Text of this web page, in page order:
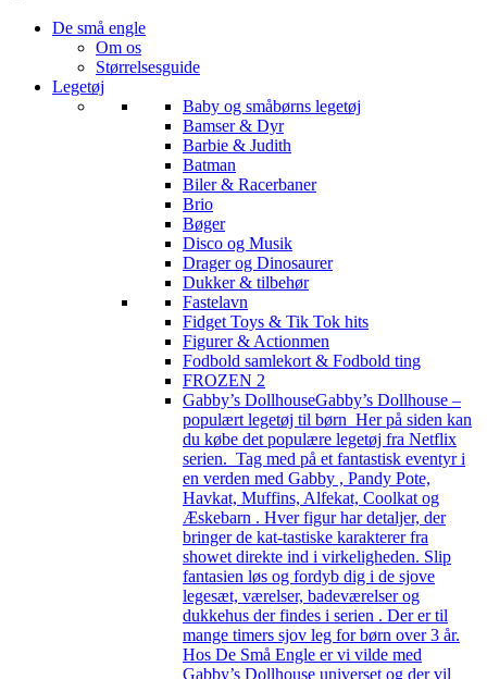
De små engle
Om os
Størrelsesguide
Legetøj
Baby og småbørns legetøj
Bamser & Dyr
Barbie & Judith
Batman
Biler & Racerbaner
Brio
Bøger
Disco og Musik
Drager og Dinosaurer
Dukker & tilbehør
Fastelavn
Fidget Toys & Tik Tok hits
Figurer & Actionmen
Fodbold samlekort & Fodbold ting
FROZEN 2
Gabby’s DollhouseGabby’s Dollhouse –
populært legetøj til børn Her på siden kan
du købe det populære legetøj fra Netflix
serien. Tag med på et fantastisk eventyr i
en verden med Gabby , Pandy Pote,
Havkat, Muffins, Alfekat, Coolkat og
Æskebarn . Hver figur har detaljer, der
bringer de kat-tastiske karakterer fra
showet direkte ind i virkeligheden. Slip
fantasien løs og fordyb dig i de sjove
legesæt, værelser, badeværelser og
dukkehus der findes i serien . Der er til
mange timers sjov leg for børn over 3 år.
Hos De Små Engle er vi vilde med
Gabby’s Dollhouse universet og der vil